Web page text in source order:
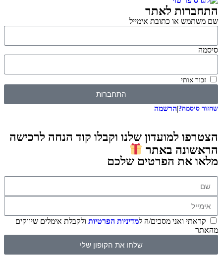
התחברות לאתר
שם משתמש או כתובת אימייל
סיסמה
זכור אותי
התחברות
שחזור סיסמה?|הרשמה
הצטרפו למועדון שלנו וקבלו קוד הנחה לרכישה
הראשונה באתר
מלאו את הפרטים שלכם
קראתי ואני מסכים/ה למדיניות הפרטיות ולקבלת אימלים שיווקים
מהאתר
שלחו את הקופון שלי